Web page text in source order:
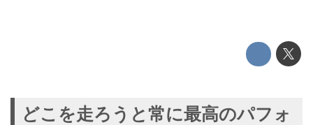
どこを走ろうと常に最高のパフォ